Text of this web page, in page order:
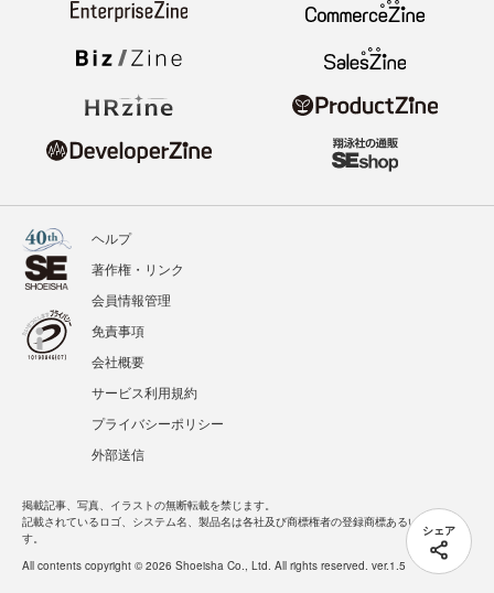
シェア
ヘルプ
著作権・リンク
会員情報管理
免責事項
会社概要
サービス利用規約
プライバシーポリシー
外部送信
掲載記事、写真、イラストの無断転載を禁じます。
記載されているロゴ、システム名、製品名は各社及び商標権者の登録商標あるいは商標で
す。
All contents copyright © 2026 Shoeisha Co., Ltd. All rights reserved. ver.1.5